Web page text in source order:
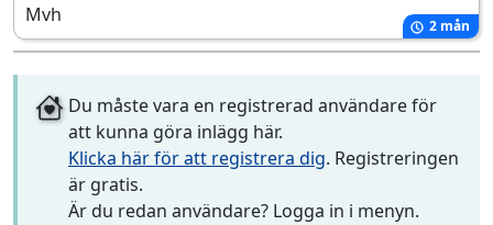
Mvh 2 mån
Du måste vara en registrerad användare för
att kunna göra inlägg här.
Klicka här för att registrera dig. Registreringen
är gratis.
Är du redan användare? Logga in i menyn.